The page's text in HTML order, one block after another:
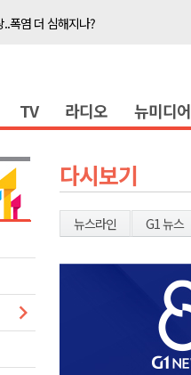
폭염 더 심해지나?
의 날 기념행사 개최
객이 인구 3배..싱가포르 복합리조트
카오 카지노 "복합리조트로 진화 중"
공약사업 추진 전략 보고회 개최
폭염 더 심해지나?
21개 읍면동 타운홀 미팅 성료
아 태극기 나눔 행사
TV 라디오 뉴미디어
다시보기
뉴스라인 G1 뉴스